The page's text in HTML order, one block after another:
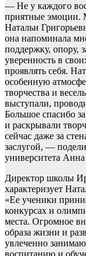
— Не у каждого
приятные эмоции.
Натальи
она напоминала
поддержку, опору,
уверенность в
проявлять себя.
особенную
творчества и
выступали,
Большое спасибо
и раскрывали
сейчас даже за
заслугой, —
университета Анна
Директор школы
характеризует
«Ее ученики
конкурсах и
места. Огромное
образа жизни и
увлеченно
воспитанию и